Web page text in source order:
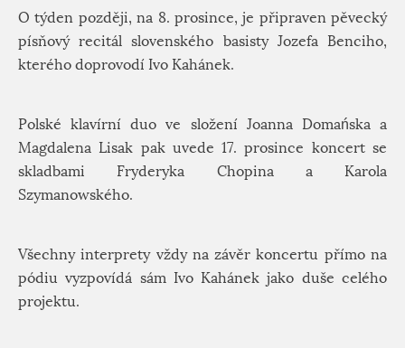
O týden později, na 8. prosince, je připraven pěvecký
písňový recitál slovenského basisty Jozefa Benciho,
kterého doprovodí Ivo Kahánek.
Polské klavírní duo ve složení Joanna Domańska a
Magdalena Lisak pak uvede 17. prosince koncert se
skladbami Fryderyka Chopina a Karola
Szymanowského.
Všechny interprety vždy na závěr koncertu přímo na
pódiu vyzpovídá sám Ivo Kahánek jako duše celého
projektu.